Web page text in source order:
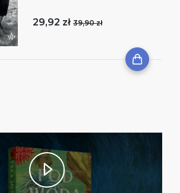
29,92 zł 39,90 zł